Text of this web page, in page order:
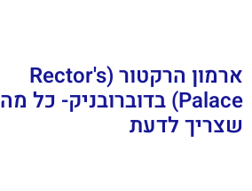
ארמון הרקטור (Rector's
Palace) בדוברובניק- כל מה
שצריך לדעת